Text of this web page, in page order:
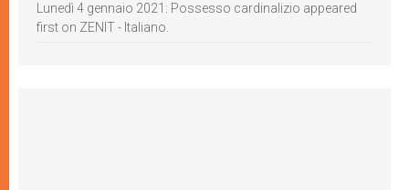
Lunedì 4 gennaio 2021: Possesso cardinalizio appeared
first on ZENIT - Italiano.